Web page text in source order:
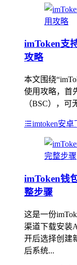
imToken支
攻略
本文围绕
使用攻略，首
（BSC），
imtoken安卓
imToken钱
整步骤
这是一份
渠道下载安装
开后选择创建
后系统...